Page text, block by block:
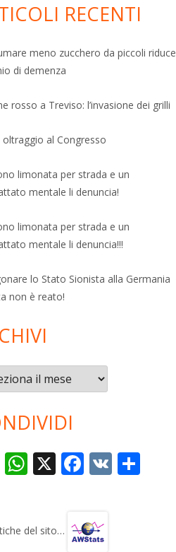
RECENTI
meno zucchero da piccoli riduce
di demenza
rosso a Treviso: l’invasione dei grilli
oltraggio al Congresso
limonata per strada e un
mentale li denuncia!
limonata per strada e un
mentale li denuncia!!!
lo Stato Sionista alla Germania
non è reato!
T
gr
W
s
X F
b
V
del sito…